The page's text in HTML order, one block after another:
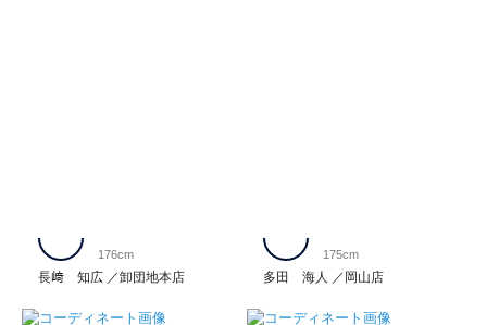
長﨑 知広 卸団地本店
176cm
多田 海人 岡山店
175cm